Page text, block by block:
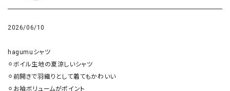
2026/06/10
hagumuシャツ
⚪︎ボイル生地の夏涼しいシャツ
⚪︎前開きで羽織りとして着てもかわいい
⚪︎お袖ボリュームがポイント